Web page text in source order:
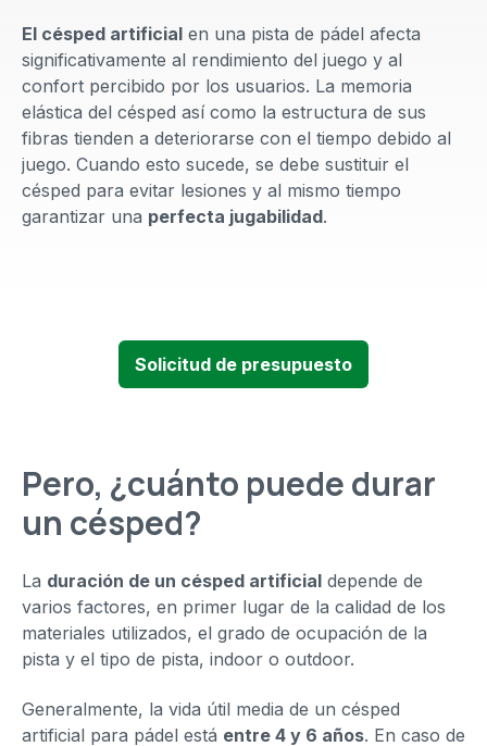
El césped artificial en una pista de pádel afecta
significativamente al rendimiento del juego y al
confort percibido por los usuarios. La memoria
elástica del césped así como la estructura de sus
fibras tienden a deteriorarse con el tiempo debido al
juego. Cuando esto sucede, se debe sustituir el
césped para evitar lesiones y al mismo tiempo
garantizar una perfecta jugabilidad.
Solicitud de presupuesto
Pero, ¿cuánto puede durar
un césped?
La duración de un césped artificial depende de
varios factores, en primer lugar de la calidad de los
materiales utilizados, el grado de ocupación de la
pista y el tipo de pista, indoor o outdoor.
Generalmente, la vida útil media de un césped
artificial para pádel está entre 4 y 6 años. En caso de